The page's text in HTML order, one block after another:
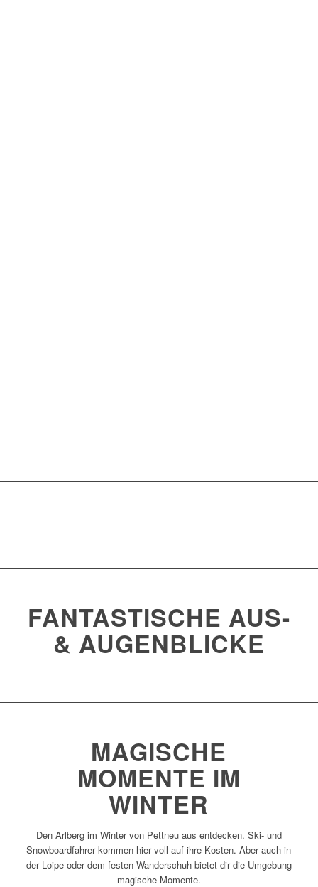
FANTASTISCHE AUS-
& AUGENBLICKE
MAGISCHE
MOMENTE IM
WINTER
Den Arlberg im Winter von Pettneu aus entdecken. Ski- und
Snowboardfahrer kommen hier voll auf ihre Kosten. Aber auch in
der Loipe oder dem festen Wanderschuh bietet dir die Umgebung
magische Momente.